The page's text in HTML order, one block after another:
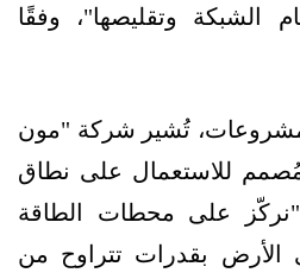
الشبكة وتقليصها"، وفقًا
تُشير شركة "مون
للاستعمال على نطاق
على محطات الطاقة
الأرض بقدرات تتراوح من